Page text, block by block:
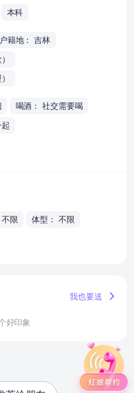
本科
户籍地： 吉林
喝酒： 社交需要喝
限 体型： 不限
我也要送
好印象